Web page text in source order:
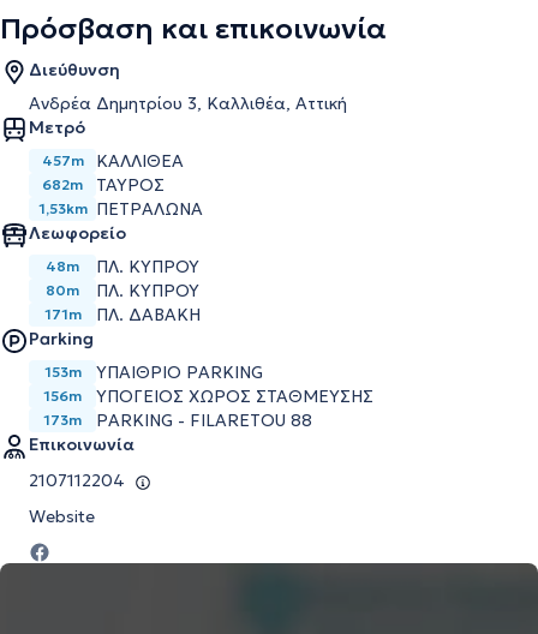
Πρόσβαση και επικοινωνία
Διεύθυνση
Ανδρέα Δημητρίου 3, Καλλιθέα, Αττική
Μετρό
457m ΚΑΛΛΙΘΕΑ
682m ΤΑΥΡΟΣ
1,53km ΠΕΤΡΑΛΩΝΑ
Λεωφορείο
48m ΠΛ. ΚΥΠΡΟΥ
80m ΠΛ. ΚΥΠΡΟΥ
171m
ΠΛ. ΔΑΒΑΚΗ
Parking
153m ΥΠΑΙΘΡΙΟ PARKING
156m ΥΠΟΓΕΙΟΣ ΧΩΡΟΣ ΣΤΑΘΜΕΥΣΗΣ
173m
PARKING - FILARETOU 88
Επικοινωνία
2107112204
Website